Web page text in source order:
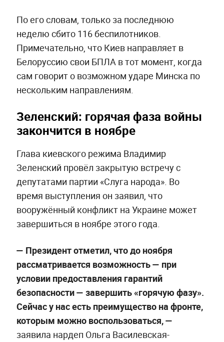
По его словам, только за последнюю
неделю сбито 116 беспилотников.
Примечательно, что Киев направляет в
Белоруссию свои БПЛА в тот момент, когда
сам говорит о возможном ударе Минска по
нескольким направлениям.
Зеленский: горячая фаза войны
закончится в ноябре
Глава киевского режима Владимир
Зеленский провёл закрытую встречу с
депутатами партии «Слуга народа». Во
время выступления он заявил, что
вооружённый конфликт на Украине может
завершиться в ноябре этого года.
— Президент отметил, что до ноября
рассматривается возможность — при
условии предоставления гарантий
безопасности — завершить «горячую фазу».
Сейчас у нас есть преимущество на фронте,
которым можно воспользоваться, —
заявила нардеп Ольга Василевская-